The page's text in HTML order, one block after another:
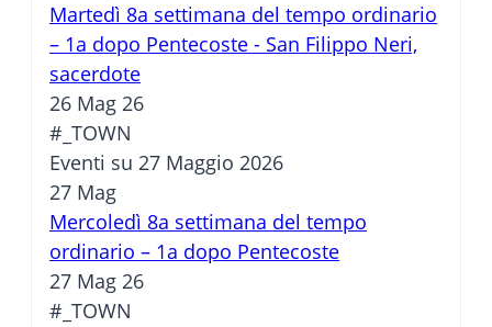
Martedì 8a settimana del tempo ordinario
– 1a dopo Pentecoste - San Filippo Neri,
sacerdote
26 Mag 26
#_TOWN
Eventi su 27 Maggio 2026
27 Mag
Mercoledì 8a settimana del tempo
ordinario – 1a dopo Pentecoste
27 Mag 26
#_TOWN